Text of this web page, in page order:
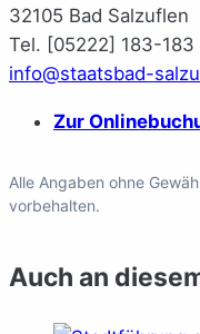
32105 Bad Salzuflen
Tel. [05222] 183-183
info@staatsbad-
Zur
Alle Angaben ohne
vorbehalten.
Auch an